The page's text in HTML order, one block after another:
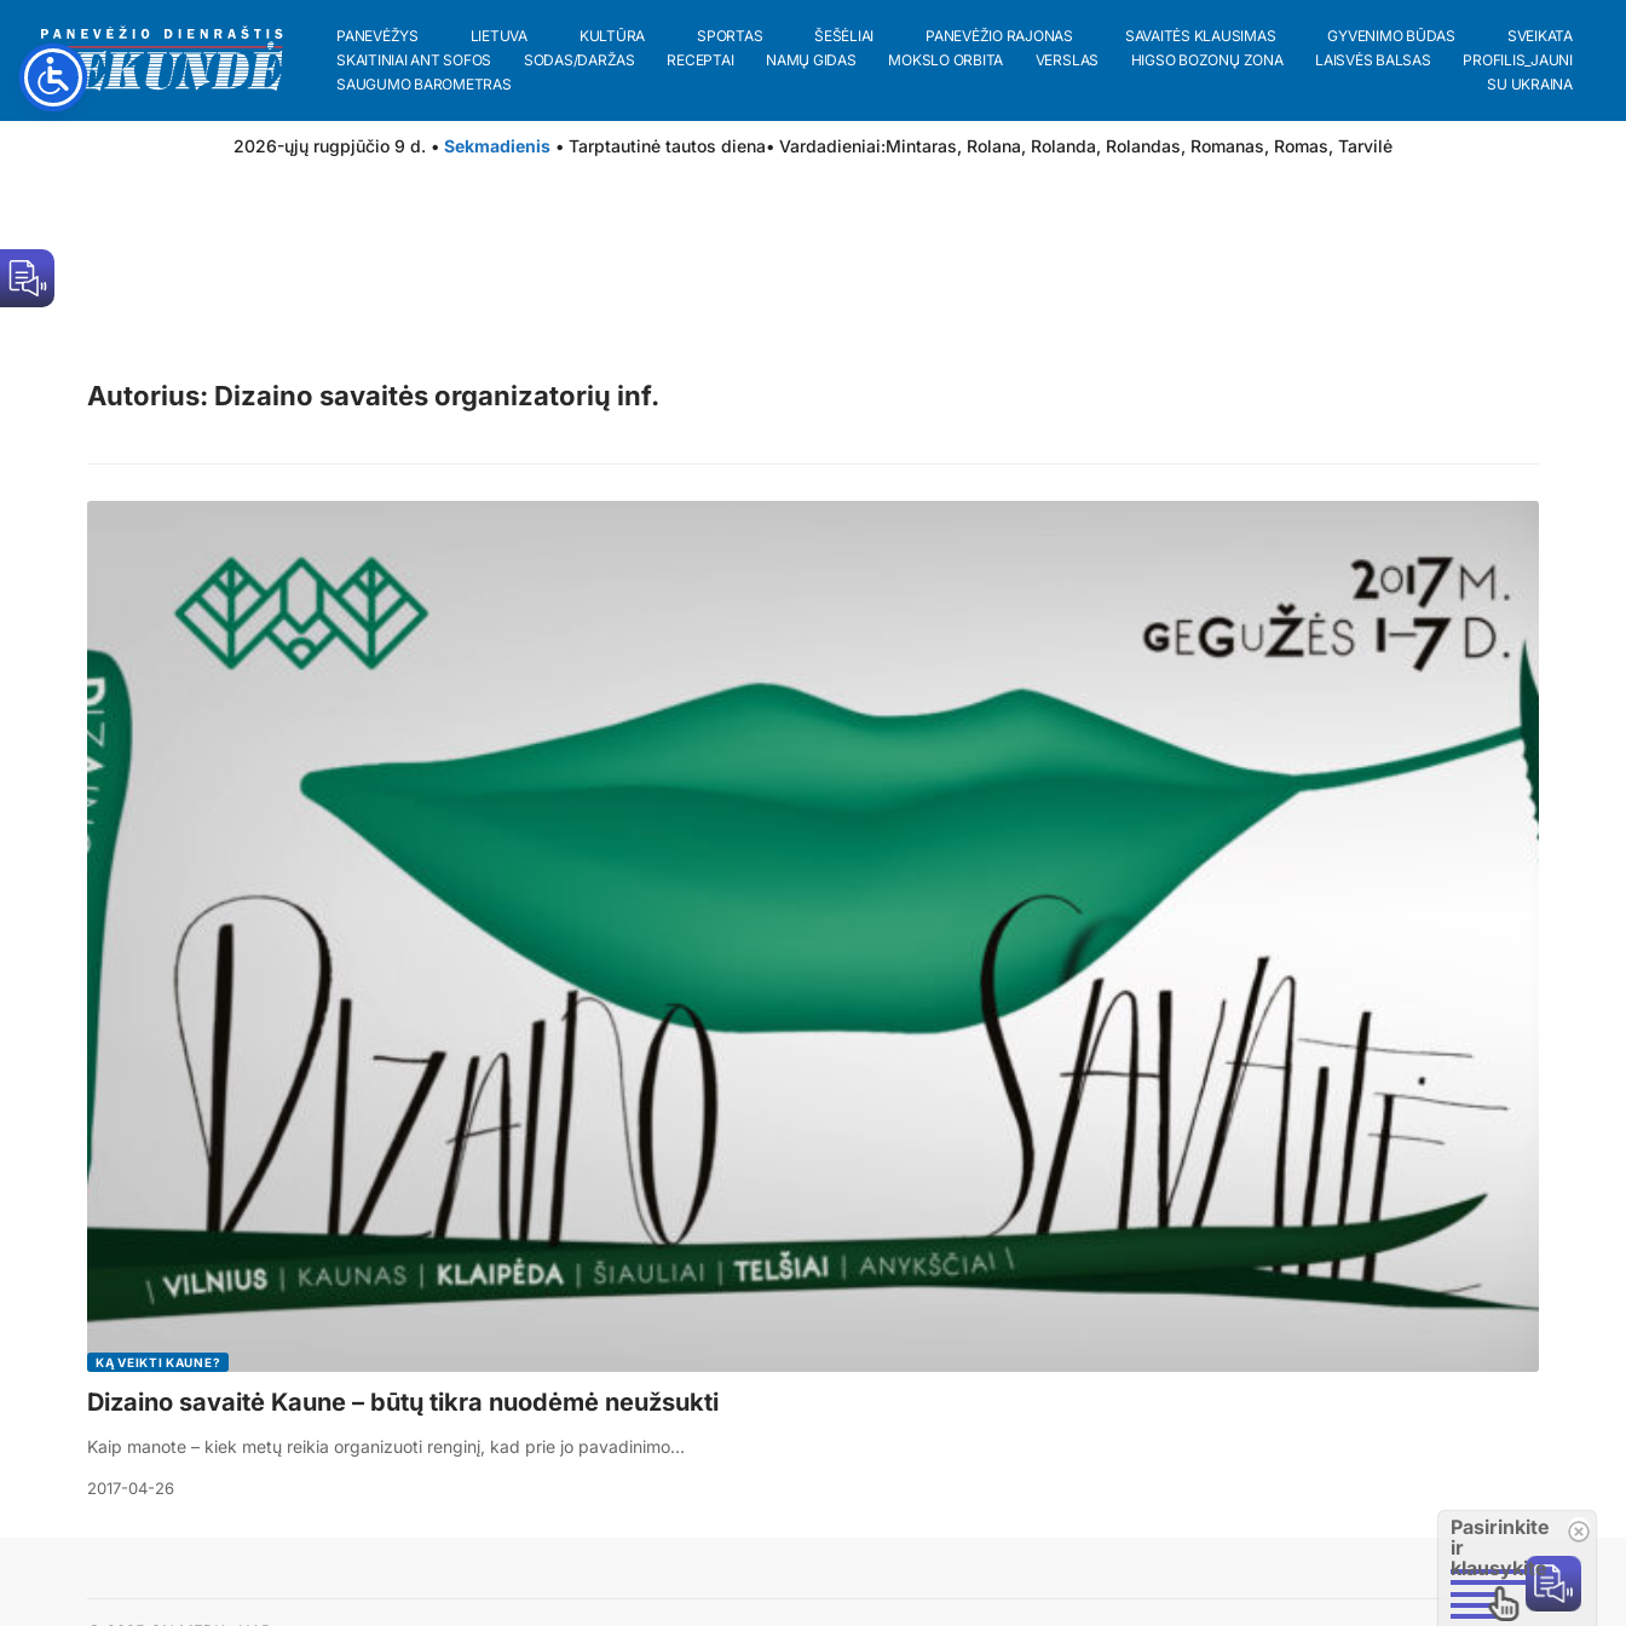
PANEVĖŽYS LIETUVA KULTŪRA SPORTAS ŠEŠĖLIAI PANEVĖŽIO RAJONAS SAVAITĖS KLAUSIMAS GYVENIMO BŪDAS
SVEIKATA
SKAITINIAI ANT SOFOS
SODAS/DARŽAS RECEPTAI NAMŲ GIDAS MOKSLO ORBITA VERSLAS HIGSO BOZONŲ ZONA LAISVĖS BALSAS
PROFILIS_JAUNI
SAUGUMO BAROMETRAS
SU UKRAINA
2026-ųjų rugpjūčio 9 d. • Sekmadienis • Tarptautinė tautos diena• Vardadieniai:Mintaras, Rolana, Rolanda, Rolandas, Romanas, Romas, Tarvilė
Autorius: Dizaino savaitės organizatorių inf.
KĄ VEIKTI KAUNE?
Dizaino savaitė Kaune – būtų tikra nuodėmė neužsukti
Kaip manote – kiek metų reikia organizuoti renginį, kad prie jo pavadinimo…
2017-04-26
Pasirinkite
ir
klausykite